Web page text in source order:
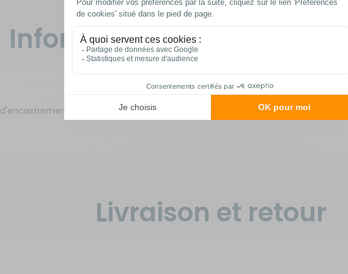
Informations
: 45 mm. Avec capot de protection.
Livraison et retour